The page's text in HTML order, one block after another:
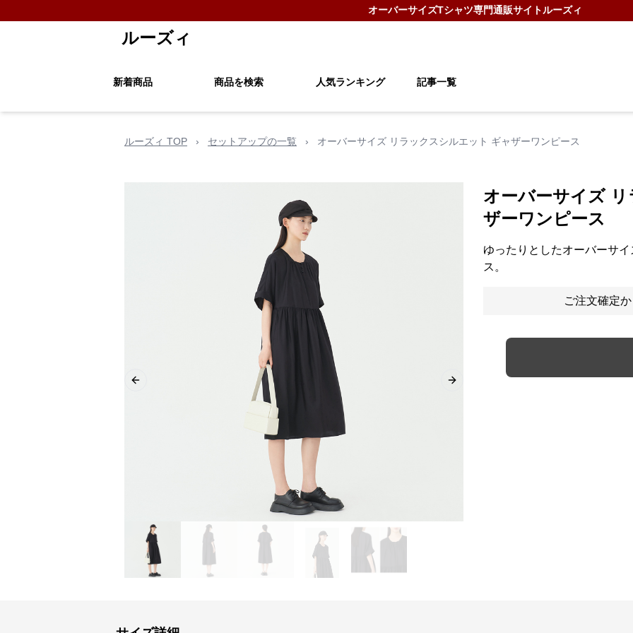
オーバーサイズTシャツ専門通販サイトルーズィ
ルーズィ
新着商品 商品を検索 人気ランキング 記事一覧
ルーズィ TOP › セットアップの一覧 › オーバーサイズ リラックスシルエット ギャザーワンピース
Previous slide Next slide
オーバーサイズ
ザーワンピース
ゆったりとしたオーバーサ
ス。
ご注文確定